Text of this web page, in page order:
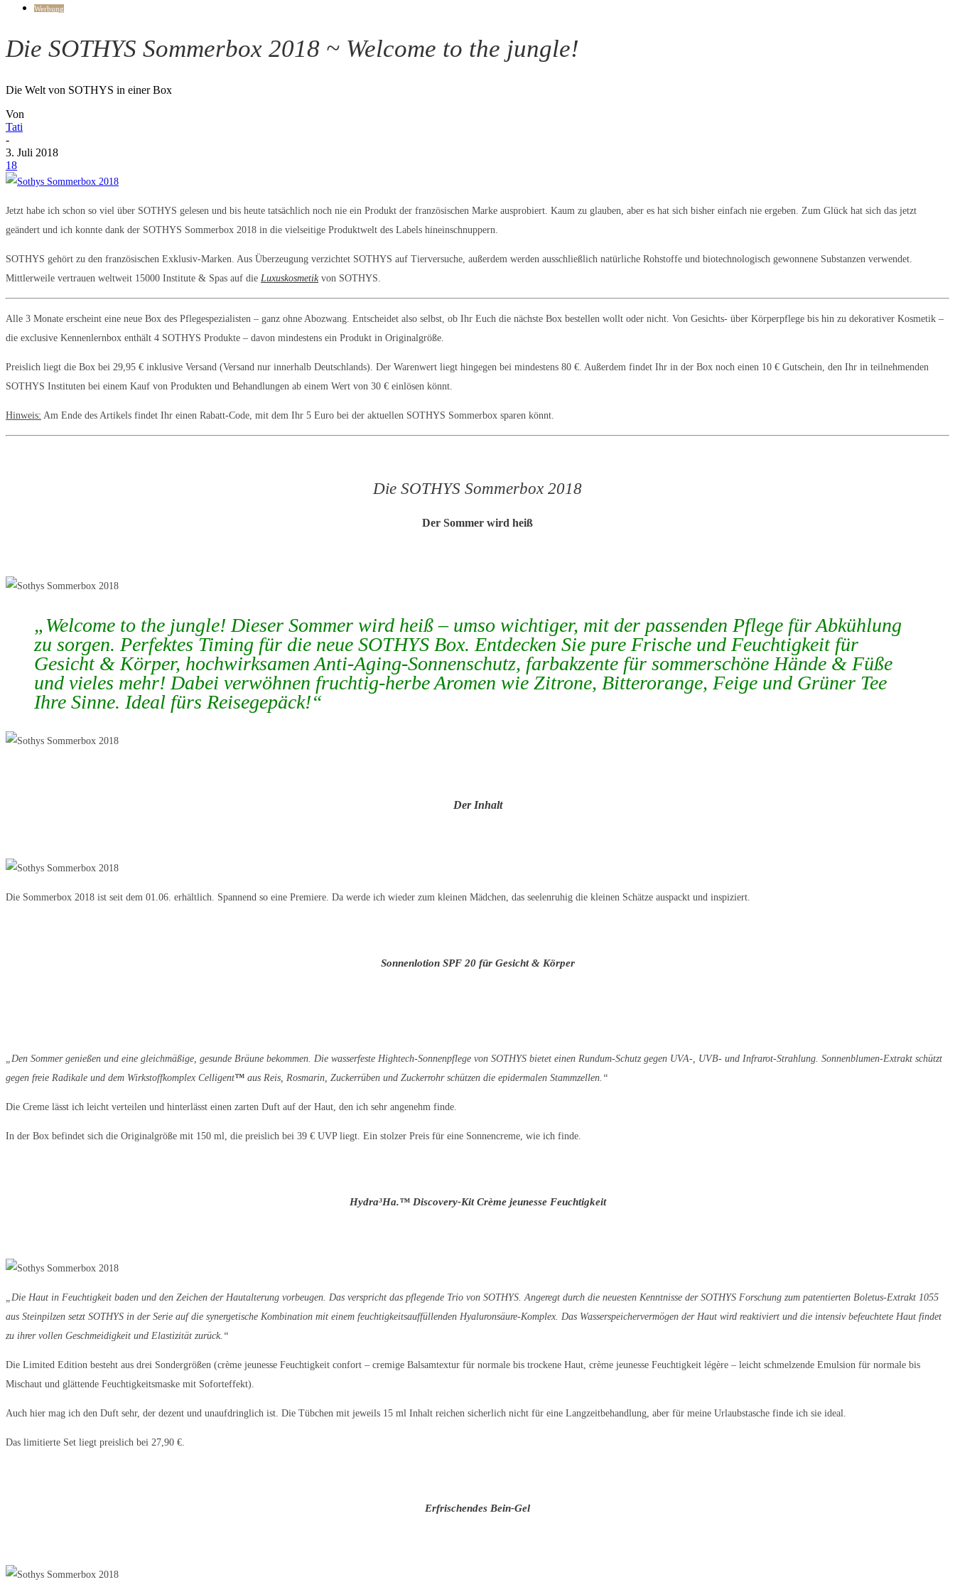
Werbung
Die SOTHYS Sommerbox 2018 ~ Welcome to the jungle!
Die Welt von SOTHYS in einer Box
Von
Tati
-
3. Juli 2018
18
Jetzt habe ich schon so viel über SOTHYS gelesen und bis heute tatsächlich noch nie ein Produkt der französischen Marke ausprobiert. Kaum zu glauben, aber es hat sich bisher einfach nie ergeben. Zum Glück hat sich das jetzt
geändert und ich konnte dank der SOTHYS Sommerbox 2018 in die vielseitige Produktwelt des Labels hineinschnuppern.
SOTHYS gehört zu den französischen Exklusiv-Marken. Aus Überzeugung verzichtet SOTHYS auf Tierversuche, außerdem werden ausschließlich natürliche Rohstoffe und biotechnologisch gewonnene Substanzen verwendet.
Mittlerweile vertrauen weltweit 15000 Institute & Spas auf die Luxuskosmetikvon SOTHYS.
Alle 3 Monate erscheint eine neue Box des Pflegespezialisten – ganz ohne Abozwang. Entscheidet also selbst, ob Ihr Euch die nächste Box bestellen wollt oder nicht. Von Gesichts- über Körperpflege bis hin zu dekorativer Kosmetik –
die exclusive Kennenlernbox enthält 4 SOTHYS Produkte – davon mindestens ein Produkt in Originalgröße.
Preislich liegt die Box bei 29,95 € inklusive Versand (Versand nur innerhalb Deutschlands). Der Warenwert liegt hingegen bei mindestens 80 €. Außerdem findet Ihr in der Box noch einen 10 € Gutschein, den Ihr in teilnehmenden
SOTHYS Instituten bei einem Kauf von Produkten und Behandlungen ab einem Wert von 30 € einlösen könnt.
Hinweis: Am Ende des Artikels findet Ihr einen Rabatt-Code, mit dem Ihr 5 Euro bei der aktuellen SOTHYS Sommerbox sparen könnt.
Die SOTHYS Sommerbox 2018
Der Sommer wird heiß
„Welcome to the jungle! Dieser Sommer wird heiß – umso wichtiger, mit der passenden Pflege für Abkühlung
zu sorgen. Perfektes Timing für die neue SOTHYS Box. Entdecken Sie pure Frische und Feuchtigkeit für
Gesicht & Körper, hochwirksamen Anti-Aging-Sonnenschutz, farbakzente für sommerschöne Hände & Füße
und vieles mehr! Dabei verwöhnen fruchtig-herbe Aromen wie Zitrone, Bitterorange, Feige und Grüner Tee
Ihre Sinne. Ideal fürs Reisegepäck!“
Der Inhalt
Die Sommerbox 2018 ist seit dem 01.06. erhältlich. Spannend so eine Premiere. Da werde ich wieder zum kleinen Mädchen, das seelenruhig die kleinen Schätze auspackt und inspiziert.
Sonnenlotion SPF 20 für Gesicht & Körper
„Den Sommer genießen und eine gleichmäßige, gesunde Bräune bekommen. Die wasserfeste Hightech-Sonnenpflege von SOTHYS bietet einen Rundum-Schutz gegen UVA-, UVB- und Infrarot-Strahlung. Sonnenblumen-Extrakt schützt
gegen freie Radikale und dem Wirkstoffkomplex Celligent™ aus Reis, Rosmarin, Zuckerrüben und Zuckerrohr schützen die epidermalen Stammzellen.“
Die Creme lässt ich leicht verteilen und hinterlässt einen zarten Duft auf der Haut, den ich sehr angenehm finde.
In der Box befindet sich die Originalgröße mit 150 ml, die preislich bei 39 € UVP liegt. Ein stolzer Preis für eine Sonnencreme, wie ich finde.
Hydra³Ha.™ Discovery-Kit Crème jeunesse Feuchtigkeit
„Die Haut in Feuchtigkeit baden und den Zeichen der Hautalterung vorbeugen. Das verspricht das pflegende Trio von SOTHYS. Angeregt durch die neuesten Kenntnisse der SOTHYS Forschung zum patentierten Boletus-Extrakt 1055
aus Steinpilzen setzt SOTHYS in der Serie auf die synergetische Kombination mit einem feuchtigkeitsauffüllenden Hyaluronsäure-Komplex. Das Wasserspeichervermögen der Haut wird reaktiviert und die intensiv befeuchtete Haut findet
zu ihrer vollen Geschmeidigkeit und Elastizität zurück.“
Die Limited Edition besteht aus drei Sondergrößen (crème jeunesse Feuchtigkeit confort – cremige Balsamtextur für normale bis trockene Haut, crème jeunesse Feuchtigkeit légère – leicht schmelzende Emulsion für normale bis
Mischaut und glättende Feuchtigkeitsmaske mit Soforteffekt).
Auch hier mag ich den Duft sehr, der dezent und unaufdringlich ist. Die Tübchen mit jeweils 15 ml Inhalt reichen sicherlich nicht für eine Langzeitbehandlung, aber für meine Urlaubstasche finde ich sie ideal.
Das limitierte Set liegt preislich bei 27,90 €.
Erfrischendes Bein-Gel